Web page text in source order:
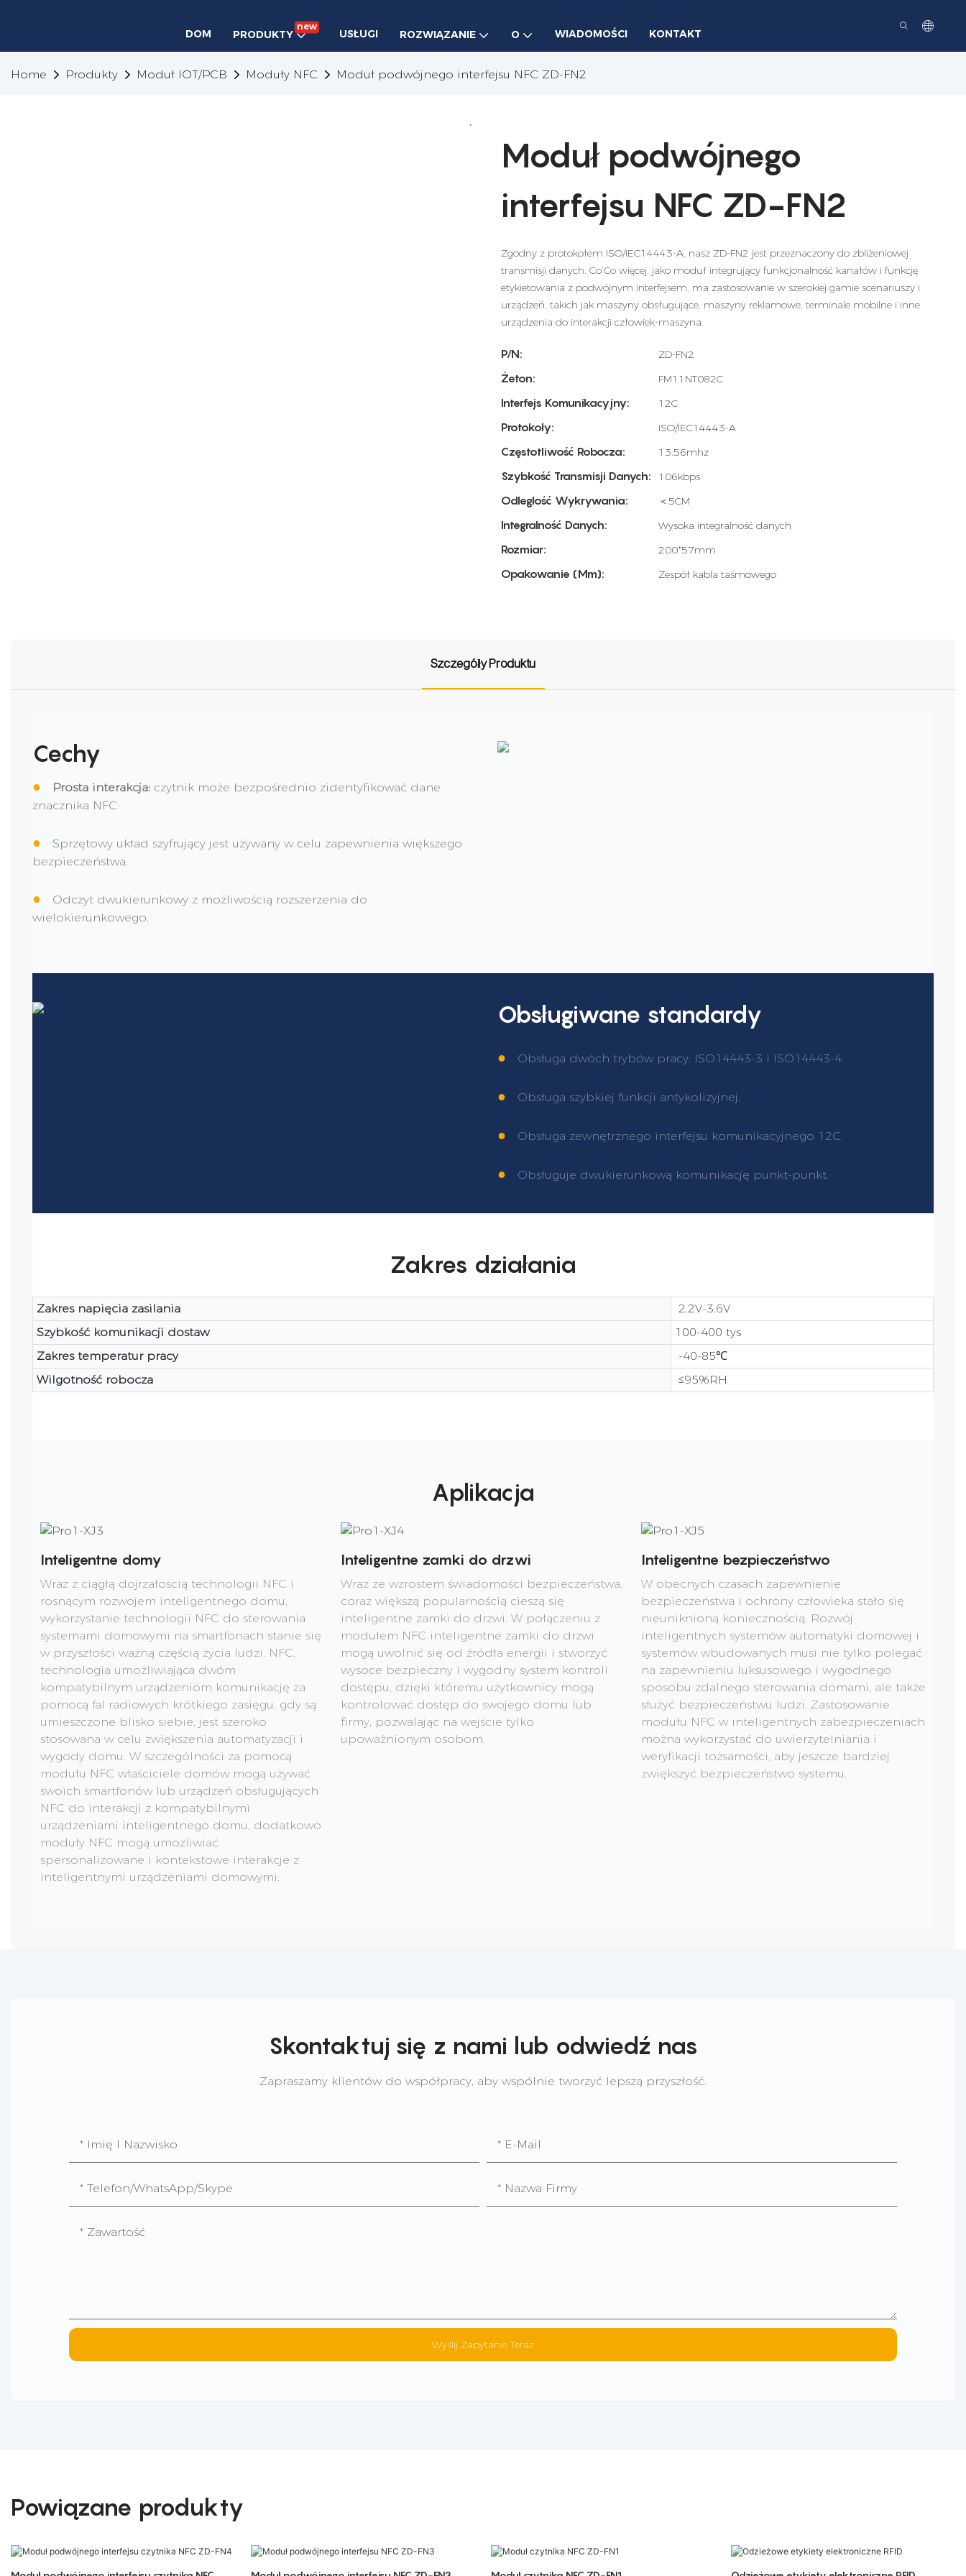
DOM PRODUKTY
new
USŁUGI ROZWIĄZANIE O WIADOMOŚCI KONTAKT
Home Produkty Moduł IOT/PCB Moduły NFC Moduł podwójnego interfejsu NFC ZD-FN2
Moduł podwójnego
interfejsu NFC ZD-FN2
Zgodny z protokołem ISO/IEC14443-A, nasz ZD-FN2 jest przeznaczony do zbliżeniowej
transmisji danych. Co’Co więcej, jako moduł integrujący funkcjonalność kanałów i funkcję
etykietowania z podwójnym interfejsem, ma zastosowanie w szerokiej gamie scenariuszy i
urządzeń, takich jak maszyny obsługujące, maszyny reklamowe, terminale mobilne i inne
urządzenia do interakcji człowiek-maszyna.
P/N: ZD-FN2
Żeton: FM11NT082C
Interfejs Komunikacyjny: 12C
Protokoły: ISO/IEC14443-A
Częstotliwość Robocza: 13.56mhz
Szybkość Transmisji Danych: 106kbps
Odległość Wykrywania: ＜5CM
Integralność Danych: Wysoka integralność danych
Rozmiar: 200*57mm
Opakowanie (mm): Zespół kabla taśmowego
Szczegóły Produktu
Cechy
● Prosta interakcja: czytnik może bezpośrednio zidentyfikować dane
znacznika NFC
● Sprzętowy układ szyfrujący jest używany w celu zapewnienia większego
bezpieczeństwa.
●
Odczyt dwukierunkowy z możliwością rozszerzenia do
wielokierunkowego.
Obsługiwane standardy
● Obsługa dwóch trybów pracy: ISO14443-3 i ISO14443-4.
● Obsługa szybkiej funkcji antykolizyjnej.
● Obsługa zewnętrznego interfejsu komunikacyjnego 12C.
● Obsługuje dwukierunkową komunikację punkt-punkt.
Zakres działania
Zakres napięcia zasilania
2.2V-3.6V
Szybkość komunikacji dostaw
100-400 tys
Zakres temperatur pracy
-40-85℃
Wilgotność robocza
≤95%RH
Aplikacja
Inteligentne domy
Wraz z ciągłą dojrzałością technologii NFC i
rosnącym rozwojem inteligentnego domu,
wykorzystanie technologii NFC do sterowania
systemami domowymi na smartfonach stanie się
w przyszłości ważną częścią życia ludzi. NFC,
technologia umożliwiająca dwóm
kompatybilnym urządzeniom komunikację za
pomocą fal radiowych krótkiego zasięgu, gdy są
umieszczone blisko siebie, jest szeroko
stosowana w celu zwiększenia automatyzacji i
wygody domu. W szczególności za pomocą
modułu NFC właściciele domów mogą używać
swoich smartfonów lub urządzeń obsługujących
NFC do interakcji z kompatybilnymi
urządzeniami inteligentnego domu, dodatkowo
moduły NFC mogą umożliwiać
spersonalizowane i kontekstowe interakcje z
inteligentnymi urządzeniami domowymi.
Inteligentne zamki do drzwi
Wraz ze wzrostem świadomości bezpieczeństwa,
coraz większą popularnością cieszą się
inteligentne zamki do drzwi. W połączeniu z
modułem NFC inteligentne zamki do drzwi
mogą uwolnić się od źródła energii i stworzyć
wysoce bezpieczny i wygodny system kontroli
dostępu, dzięki któremu użytkownicy mogą
kontrolować dostęp do swojego domu lub
firmy, pozwalając na wejście tylko
upoważnionym osobom.
Inteligentne bezpieczeństwo
W obecnych czasach zapewnienie
bezpieczeństwa i ochrony człowieka stało się
nieuniknioną koniecznością. Rozwój
inteligentnych systemów automatyki domowej i
systemów wbudowanych musi nie tylko polegać
na zapewnieniu luksusowego i wygodnego
sposobu zdalnego sterowania domami, ale także
służyć bezpieczeństwu ludzi. Zastosowanie
modułu NFC w inteligentnych zabezpieczeniach
można wykorzystać do uwierzytelniania i
weryfikacji tożsamości, aby jeszcze bardziej
zwiększyć bezpieczeństwo systemu.
Skontaktuj się z nami lub odwiedź nas
Zapraszamy klientów do współpracy, aby wspólnie tworzyć lepszą przyszłość.
Imię I Nazwisko E-Mail
Telefon/WhatsApp/Skype Nazwa Firmy
Zawartość
Wyślij Zapytanie Teraz
Powiązane produkty